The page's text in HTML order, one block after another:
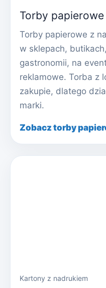
Torby
Torby papierowe z
w sklepach,
gastronomii, na
reklamowe. Torba z
zakupie, dlatego
marki.
Zobacz torby
Kartony z nadrukiem